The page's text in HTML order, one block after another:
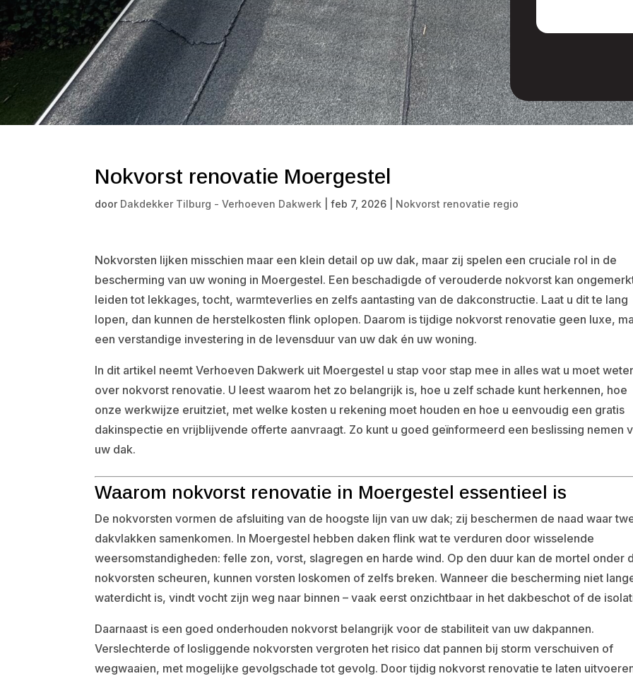
Nokvorst renovatie Moergestel
door Dakdekker Tilburg - Verhoeven Dakwerk |feb 7, 2026 Nokvorst renovatie regio
Nokvorsten lijken misschien maar een klein detail op uw dak, maar zij spelen een cruciale rol in de
bescherming van uw woning in Moergestel. Een beschadigde of verouderde nokvorst kan
leiden tot lekkages, tocht, warmteverlies en zelfs aantasting van de dakconstructie. Laat u dit te lang
lopen, dan kunnen de herstelkosten flink oplopen. Daarom is tijdige nokvorst renovatie geen luxe,
een verstandige investering in de levensduur van uw dak én uw woning.
In dit artikel neemt Verhoeven Dakwerk uit Moergestel u stap voor stap mee in alles wat u moet
over nokvorst renovatie. U leest waarom het zo belangrijk is, hoe u zelf schade kunt herkennen, hoe
onze werkwijze eruitziet, met welke kosten u rekening moet houden en hoe u eenvoudig een gratis
dakinspectie en vrijblijvende offerte aanvraagt. Zo kunt u goed geïnformeerd een beslissing nemen
uw dak.
Waarom nokvorst renovatie in Moergestel essentieel is
De nokvorsten vormen de afsluiting van de hoogste lijn van uw dak; zij beschermen de naad waar
dakvlakken samenkomen. In Moergestel hebben daken flink wat te verduren door wisselende
weersomstandigheden: felle zon, vorst, slagregen en harde wind. Op den duur kan de mortel onder
nokvorsten scheuren, kunnen vorsten loskomen of zelfs breken. Wanneer die bescherming niet
waterdicht is, vindt vocht zijn weg naar binnen – vaak eerst onzichtbaar in het dakbeschot of de
Daarnaast is een goed onderhouden nokvorst belangrijk voor de stabiliteit van uw dakpannen.
Verslechterde of losliggende nokvorsten vergroten het risico dat pannen bij storm verschuiven of
wegwaaien, met mogelijke gevolgschade tot gevolg. Door tijdig nokvorst renovatie te laten